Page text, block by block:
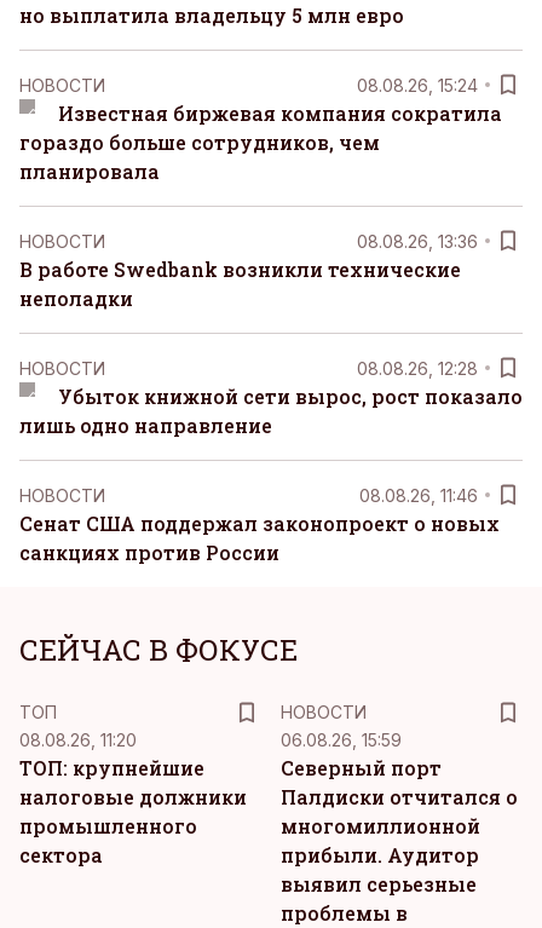
но выплатила владельцу 5 млн евро
НОВОСТИ 08.08.26, 15:24
Известная биржевая компания сократила
гораздо больше сотрудников, чем
планировала
НОВОСТИ 08.08.26, 13:36
В работе Swedbank возникли технические
неполадки
НОВОСТИ 08.08.26, 12:28
Убыток книжной сети вырос, рост показало
лишь одно направление
НОВОСТИ 08.08.26, 11:46
Сенат США поддержал законопроект о новых
санкциях против России
СЕЙЧАС В ФОКУСЕ
ТОП
08.08.26, 11:20
ТОП: крупнейшие
налоговые должники
промышленного
сектора
НОВОСТИ
06.08.26, 15:59
Северный порт
Палдиски отчитался о
многомиллионной
прибыли. Аудитор
выявил серьезные
проблемы в